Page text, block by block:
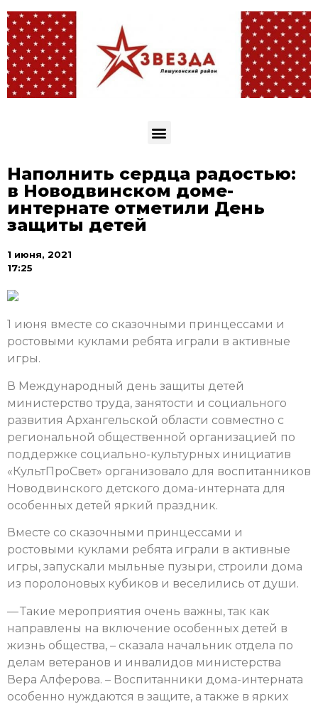
Наполнить сердца радостью:
в Новодвинском доме-
интернате отметили День
защиты детей
1 июня, 2021
17:25
1 июня вместе со сказочными принцессами и
ростовыми куклами ребята играли в активные
игры.
В Международный день защиты детей
министерство труда, занятости и социального
развития Архангельской области совместно с
региональной общественной организацией по
поддержке социально-культурных инициатив
«КультПроCвет» организовало для воспитанников
Новодвинского детского дома-интерната для
особенных детей яркий праздник.
Вместе со сказочными принцессами и
ростовыми куклами ребята играли в активные
игры, запускали мыльные пузыри, строили дома
из поролоновых кубиков и веселились от души.
— Такие мероприятия очень важны, так как
направлены на включение особенных детей в
жизнь общества, – сказала начальник отдела по
делам ветеранов и инвалидов министерства
Вера Алферова. – Воспитанники дома-интерната
особенно нуждаются в защите, а также в ярких